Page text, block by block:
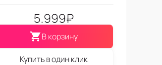
5.999₽
В корзину
Купить в один клик